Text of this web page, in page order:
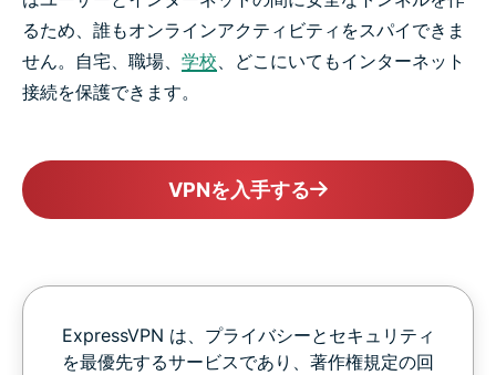
るため、誰もオンラインアクティビティをスパイできま
せん。自宅、職場、 学校 、どこにいてもインターネット
接続を保護できます。
VPNを入手する
ExpressVPN は、プライバシーとセキュリティ
を最優先するサービスであり、著作権規定の回